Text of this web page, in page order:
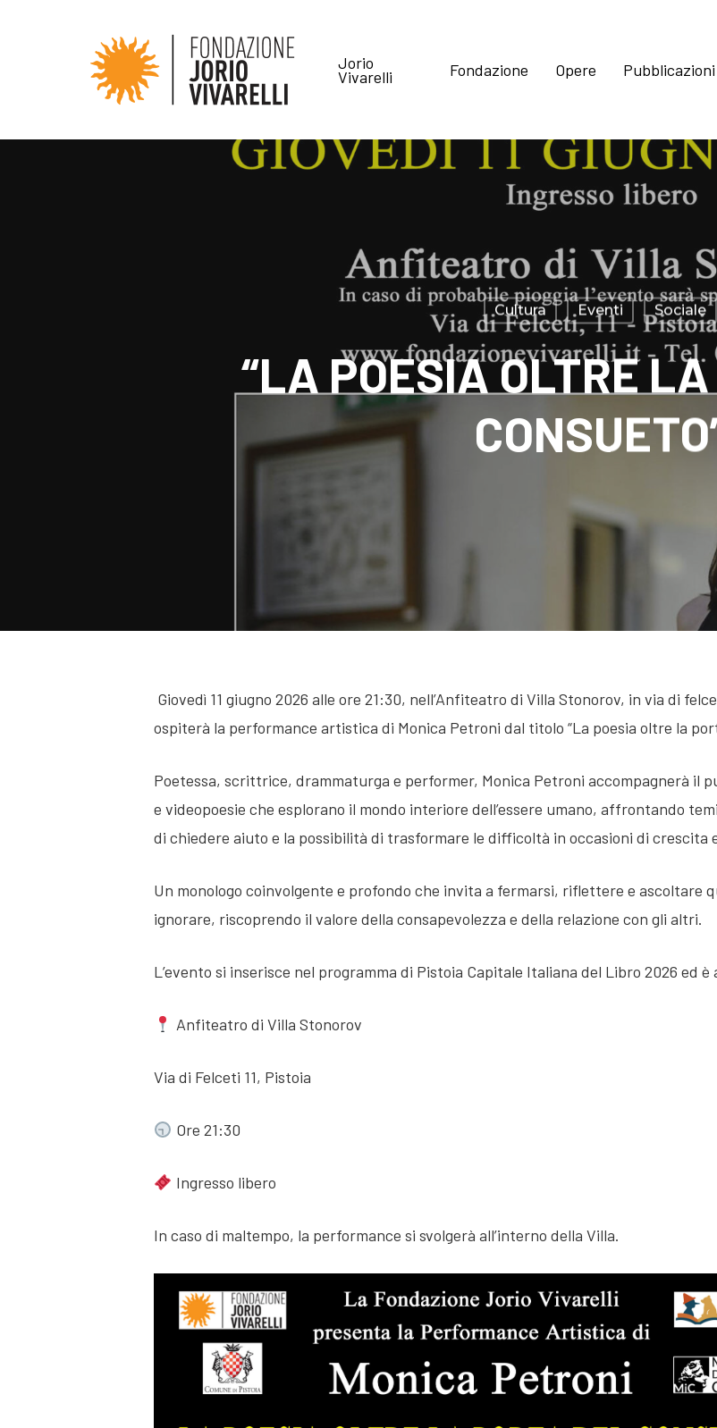
Jorio
Vivarelli Fondazione Opere Pubblicazioni
Cultura Eventi Sociale
“LA POESIA OLTRE
Giovedì 11 giugno 2026 alle ore 21:30, nell’Anfiteatro di Villa Stonorov, in via di
ospiterà la performance artistica di Monica Petroni dal titolo “La poesia oltre la
Poetessa, scrittrice, drammaturga e performer, Monica Petroni accompagnerà il
e videopoesie che esplorano il mondo interiore dell’essere umano, affrontando
di chiedere aiuto e la possibilità di trasformare le difficoltà in occasioni di crescita
Un monologo coinvolgente e profondo che invita a fermarsi, riflettere e ascoltare
ignorare, riscoprendo il valore della consapevolezza e della relazione con gli altri.
L’evento si inserisce nel programma di Pistoia Capitale Italiana del Libro 2026 ed è
Anfiteatro di Villa Stonorov
Via di Felceti 11, Pistoia
Ore 21:30
Ingresso libero
In caso di maltempo, la performance si svolgerà all’interno della Villa.